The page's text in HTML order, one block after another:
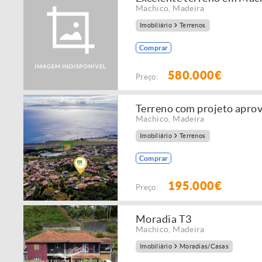
Machico Madeira
Imobiliário Terrenos
Comprar
Preço: 580.000€
Terreno com projeto
Machico Madeira
Imobiliário Terrenos
Comprar
Preço: 195.000€
Moradia T3
Machico Madeira
Imobiliário Moradias/Casas